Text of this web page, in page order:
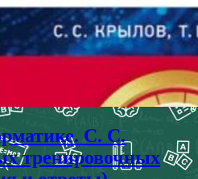
С. С.
тренировочных